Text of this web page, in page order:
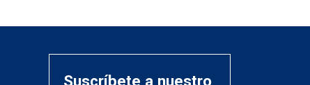
Suscríbete a nuestro